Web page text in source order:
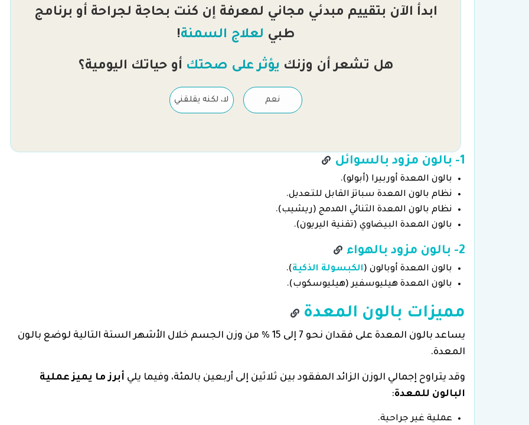
ابدأ الآن بتقييم مبدئي مجاني لمعرفة إن كنت بحاجة لجراحة أو برنامج
طبي لعلاج السمنة!
هل تشعر أن وزنك يؤثر على صحتك أو حياتك اليومية؟
نعم لا، لكنه يقلقني
1- بالون مزود بالسوائل
بالون المعدة أوربيرا (أبولو).
نظام بالون المعدة سباتز القابل للتعديل.
نظام بالون المعدة الثنائي المدمج (ريشيب).
بالون المعدة البيضاوي (تقنية اليريون).
2- بالون مزود بالهواء
بالون المعدة أوبالون (الكبسولة الذكية).
بالون المعدة هيليوسفير (هيليوسكوب).
مميزات بالون المعدة
يساعد بالون المعدة على فقدان نحو 7 إلى 15 % من وزن الجسم خلال الأشهر الستة التالية لوضع بالون
المعدة.
وقد يتراوح إجمالي الوزن الزائد المفقود بين ثلاثين إلى أربعين بالمئة، وفيما يلي أبرز ما يميز عملية
البالون للمعدة:
عملية غير جراحية.